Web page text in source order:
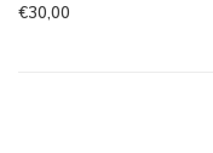
€30,00